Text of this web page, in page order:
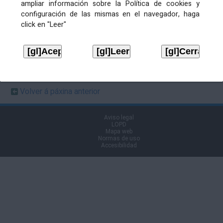
ampliar información sobre la Política de cookies y
configuración de las mismas en el navegador, haga
click en "Leer"
Ficheiros de publicación
ALCALDÍA. Decreto cambio de
hora Xunta Goberno Local
Descargar
Volver á páxina anterior
Aviso legal
LOPD
Mapa web
Normas de uso
Accesibilidad